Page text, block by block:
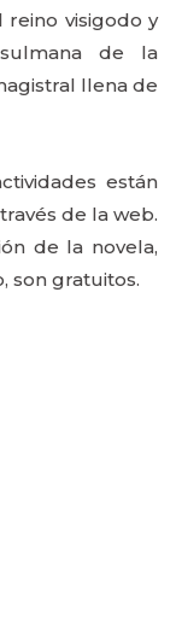
reino visigodo y
de la
llena de
están
de la web.
de la novela,
son gratuitos.